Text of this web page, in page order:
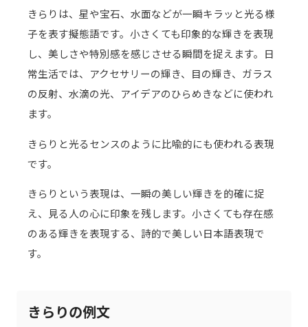
きらりは、星や宝石、水面などが一瞬キラッと光る様
子を表す擬態語です。小さくても印象的な輝きを表現
し、美しさや特別感を感じさせる瞬間を捉えます。日
常生活では、アクセサリーの輝き、目の輝き、ガラス
の反射、水滴の光、アイデアのひらめきなどに使われ
ます。
きらりと光るセンスのように比喩的にも使われる表現
です。
きらりという表現は、一瞬の美しい輝きを的確に捉
え、見る人の心に印象を残します。小さくても存在感
のある輝きを表現する、詩的で美しい日本語表現で
す。
きらりの例文